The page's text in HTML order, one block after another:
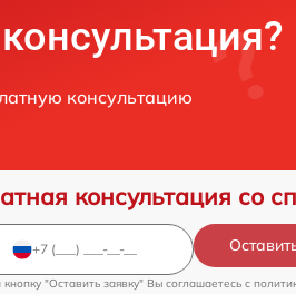
консультацию
консультация со
"Оставить заявку" Вы соглашаетесь c